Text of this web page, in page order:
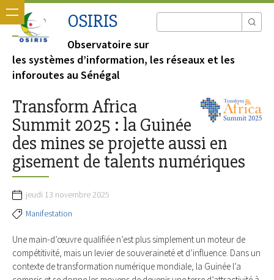
OSIRIS
Observatoire sur
les systèmes d’information, les réseaux et les
inforoutes au Sénégal
Transform Africa
Summit 2025 : la Guinée
des mines se projette aussi en
gisement de talents numériques
jeudi 13 novembre 2025
Manifestation
Une main-d’œuvre qualifiée n’est plus simplement un moteur de
compétitivité, mais un levier de souveraineté et d’influence. Dans un
contexte de transformation numérique mondiale, la Guinée l’a